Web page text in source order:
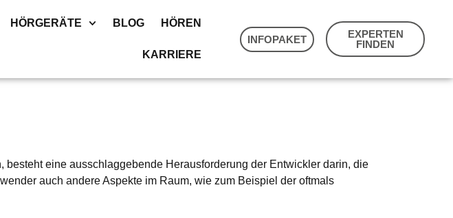
HÖRGERÄTE BLOG HÖREN
KARRIERE
INFOPAKET
EXPERTEN
FINDEN
eine ausschlaggebende Herausforderung der Entwickler darin, die
auch andere Aspekte im Raum, wie zum Beispiel der oftmals